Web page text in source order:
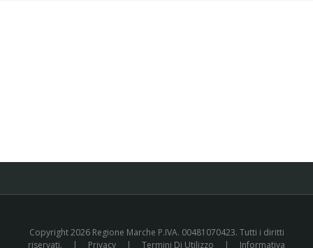
Copyright 2026 Regione Marche P.IVA. 00481070423. Tutti i diritti
riservati.
| Privacy | Termini Di Utilizzo | Informativa